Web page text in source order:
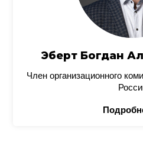
Эберт Богдан
Член организационного